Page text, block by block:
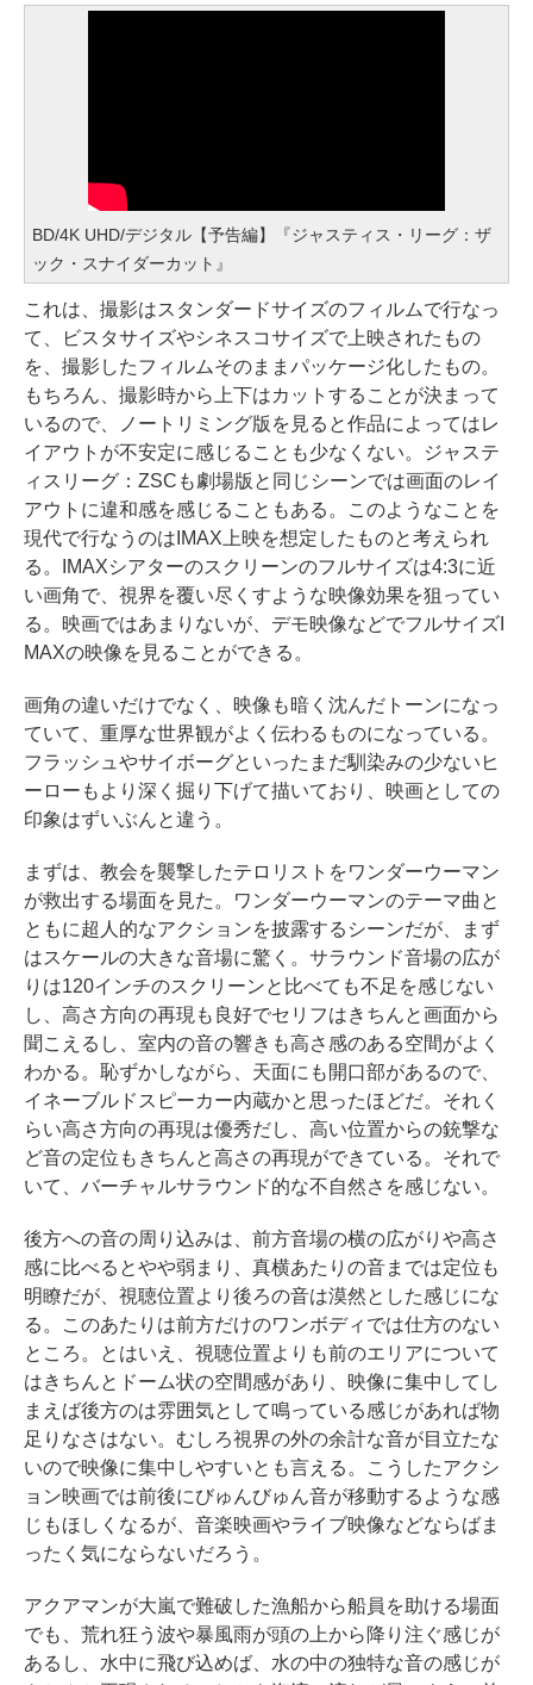
BD/4K UHD/デジタル【予告編】『ジャスティス・リーグ：ザ
ック・スナイダーカット』
これは、撮影はスタンダードサイズのフィルムで行なっ
て、ビスタサイズやシネスコサイズで上映されたもの
を、撮影したフィルムそのままパッケージ化したもの。
もちろん、撮影時から上下はカットすることが決まって
いるので、ノートリミング版を見ると作品によってはレ
イアウトが不安定に感じることも少なくない。ジャステ
ィスリーグ：ZSCも劇場版と同じシーンでは画面のレイ
アウトに違和感を感じることもある。このようなことを
現代で行なうのはIMAX上映を想定したものと考えられ
る。IMAXシアターのスクリーンのフルサイズは4:3に近
い画角で、視界を覆い尽くすような映像効果を狙ってい
る。映画ではあまりないが、デモ映像などでフルサイズI
MAXの映像を見ることができる。
画角の違いだけでなく、映像も暗く沈んだトーンになっ
ていて、重厚な世界観がよく伝わるものになっている。
フラッシュやサイボーグといったまだ馴染みの少ないヒ
ーローもより深く掘り下げて描いており、映画としての
印象はずいぶんと違う。
まずは、教会を襲撃したテロリストをワンダーウーマン
が救出する場面を見た。ワンダーウーマンのテーマ曲と
ともに超人的なアクションを披露するシーンだが、まず
はスケールの大きな音場に驚く。サラウンド音場の広が
りは120インチのスクリーンと比べても不足を感じない
し、高さ方向の再現も良好でセリフはきちんと画面から
聞こえるし、室内の音の響きも高さ感のある空間がよく
わかる。恥ずかしながら、天面にも開口部があるので、
イネーブルドスピーカー内蔵かと思ったほどだ。それく
らい高さ方向の再現は優秀だし、高い位置からの銃撃な
ど音の定位もきちんと高さの再現ができている。それで
いて、バーチャルサラウンド的な不自然さを感じない。
後方への音の周り込みは、前方音場の横の広がりや高さ
感に比べるとやや弱まり、真横あたりの音までは定位も
明瞭だが、視聴位置より後ろの音は漠然とした感じにな
る。このあたりは前方だけのワンボディでは仕方のない
ところ。とはいえ、視聴位置よりも前のエリアについて
はきちんとドーム状の空間感があり、映像に集中してし
まえば後方のは雰囲気として鳴っている感じがあれば物
足りなさはない。むしろ視界の外の余計な音が目立たな
いので映像に集中しやすいとも言える。こうしたアクシ
ョン映画では前後にびゅんびゅん音が移動するような感
じもほしくなるが、音楽映画やライブ映像などならばま
ったく気にならないだろう。
アクアマンが大嵐で難破した漁船から船員を助ける場面
でも、荒れ狂う波や暴風雨が頭の上から降り注ぐ感じが
あるし、水中に飛び込めば、水の中の独特な音の感じが